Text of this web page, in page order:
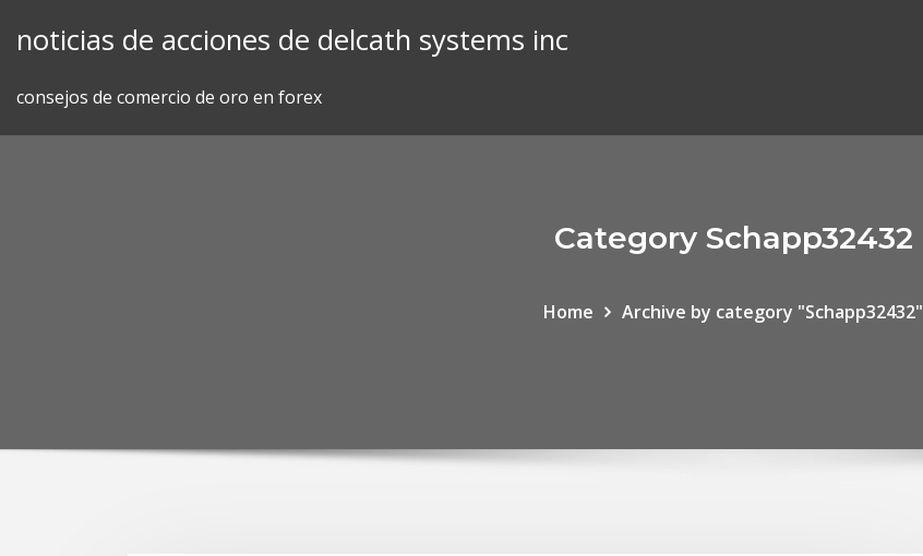
noticias de acciones de delcath systems inc
consejos de comercio de oro en forex
Category Schapp32432
Home Archive by category "Schapp32432"